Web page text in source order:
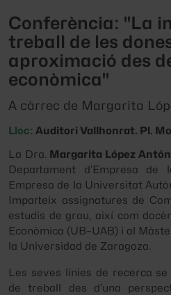
Conferència: "La
treball de les
aproximació des
econòmica"
A càrrec de Margarita
Lloc: Auditori Vallhonrat. Pl.
La Dra. Margarita López Antón
Departament d’Empresa de
Empresa de la Universitat
Imparteix assignatures de
estudis de grau, així com
Econòmica (UB–UAB) i al
la Universidad de Zaragoza.
Les seves línies de recerca
de treball des d’una